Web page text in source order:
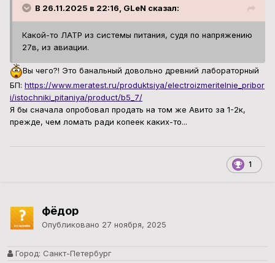
В 26.11.2025 в 22:16, GLeN сказал:
Какой-то ЛАТР из системы питания, судя по напряжению
27в, из авиации.
Вы чего?! Это банальный довольно древний лабораторный
БП: https://www.meratest.ru/produktsiya/electroizmeritelnie_pribor
i/istochniki_pitaniya/product/b5_7/
Я бы сначала опробовал продать на том же Авито за 1-2к,
прежде, чем ломать ради копеек каких-то...
1
фёдор
Опубликовано 27 ноября, 2025
Город: Санкт-Петербург